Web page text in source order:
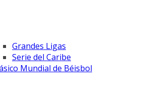
Grandes Ligas
Serie del Caribe
Mundial de Béisbol